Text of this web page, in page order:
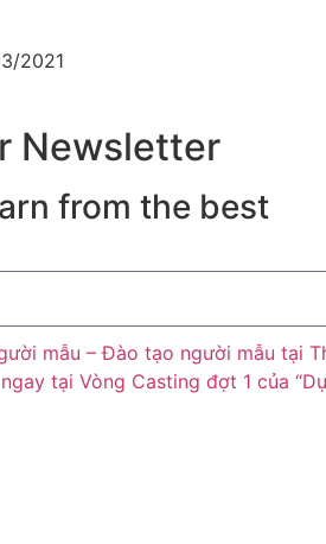
2021
Newsletter
from the best
mẫu – Đào tạo người mẫu tại
tại Vòng Casting đợt 1 của